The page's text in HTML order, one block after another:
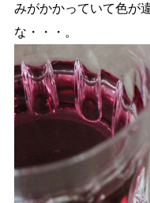
みがかかっていて色が
な・・・。